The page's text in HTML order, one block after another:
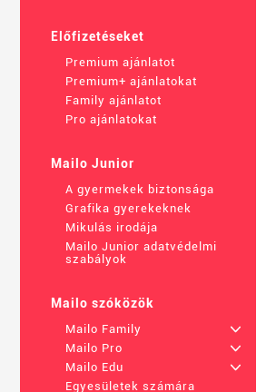
Előfizetéseket
Premium ajánlatot
Premium+ ajánlatokat
Family ajánlatot
Pro ajánlatokat
Mailo Junior
A gyermekek biztonsága
Grafika gyerekeknek
Mikulás irodája
Mailo Junior adatvédelmi
szabályok
Mailo szóközök
Mailo Family
+
Mailo Pro
+
Mailo Edu
+
Egyesületek számára